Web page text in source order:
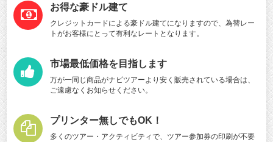
お得な豪ドル建て
クレジットカードによる豪ドル建てになりますので、為替レー
トがお客様にとって有利なレートとなります。
市場最低価格を目指します
万が一同じ商品がナビツアーより安く販売されている場合は、
ご遠慮なくお知らせください。
プリンター無しでもOK！
多くのツアー・アクティビティで、ツアー参加券の印刷が不要